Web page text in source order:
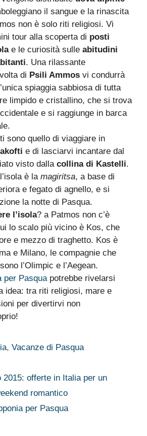
il sangue e la rinascita
non è solo riti religiosi. Vi
tour alla scoperta di posti
e le curiosità sulle abitudini
. Una rilassante
di Psili Ammos vi condurrà
spiaggia sabbiosa di tutta
limpido e cristallino, che si trova
e si raggiunge in barca
sono quello di viaggiare in
e di lasciarvi incantare dal
visto dalla collina di Kastelli.
è la magiritsa, a base di
e fegato di agnello, e si
la notte di Pasqua.
l’isola? a Patmos non c’è
lo scalo più vicino è Kos, che
e mezzo di traghetto. Kos è
e Milano, le compagnie che
l’Olimpic e l’Aegean.
per Pasqua potrebbe rivelarsi
idea: tra riti religiosi, mare e
per divertirvi non
,Vacanze di Pasqua
2015: offerte in Italia per un
romantico
per Pasqua